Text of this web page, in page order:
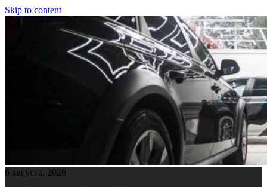
Skip to content
6 августа, 2026